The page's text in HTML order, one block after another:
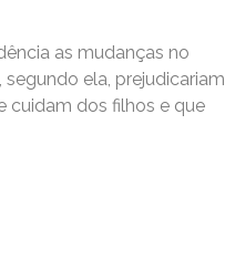
as mudanças no
ela, prejudicariam
cuidam dos filhos e que